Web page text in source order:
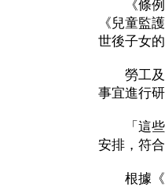
《條例
《兒童監
世後子女
勞工及
事宜進行
「這些
安排，符
根據《